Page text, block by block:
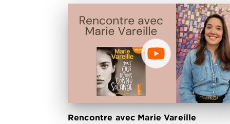
Rencontre avec Marie Vareille